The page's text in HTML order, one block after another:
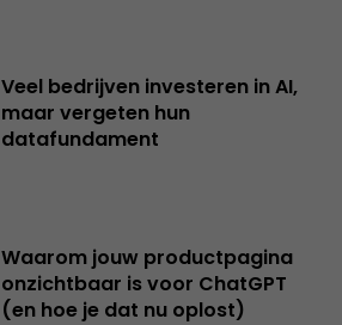
Veel bedrijven investeren in AI,
maar vergeten hun
datafundament
Waarom jouw productpagina
onzichtbaar is voor ChatGPT
(en hoe je dat nu oplost)